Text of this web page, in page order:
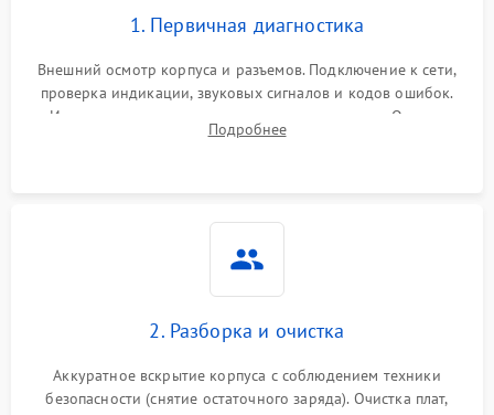
1. Первичная диагностика
Внешний осмотр корпуса и разъемов. Подключение к сети,
проверка индикации, звуковых сигналов и кодов ошибок.
Измерение входного и выходного напряжения. Оценка
реакции ИБП на отключение основного питания без
Подробнее
2. Разборка и очистка
Аккуратное вскрытие корпуса с соблюдением техники
безопасности (снятие остаточного заряда). Очистка плат,